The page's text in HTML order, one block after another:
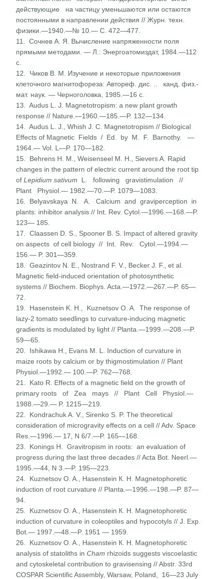
действующие на частицу уменьшаются или остаются
постоянными в направ­лении действия // Журн. техн.
физики.—1940.—№ 10.— С. 472—477.
11. Сочнев А. Я. Вычисление напряженности поля
прямыми методами. — Л.: Энергоатомиздат, 1984.—112
с.
12. Чиков В. М. Изучение и некоторые приложения
клеточного магнитофореза: Автореф. дис. .. канд. физ.-
мат. наук. — Черноголовка, 1985.—16 с.
13. Audus L. J. Magnetotropism: a new plant growth
response // Nature.—1960.—185.—P. 132—134.
14. Audus L. J., Whish J. C. Magnetotropism // Biological
Effects of Magnetic Fields / Ed. by M. F. Barnothy. —
1964.— Vol. L—P. 170—182.
15. Behrens H. M., Weisenseel М. Н., Sievers A. Rapid
changes in the pattern of electric current around the root tip
ofLepidium sativum L. following gravistimulation //
Plant Physiol.— 1982.—70.—P. 1079—1083.
16. Belyavskaya N. A. Calcium and graviperception in
plants: inhibitor analysis // Int. Rev. Cytol.—1996.—168.—P.
123— 185.
17. Claassen D. S., Spooner B. S. Impact of altered gravity
on aspects of cell biology // Int. Rev. Cytol.—1994.—
156.— P. 301—359.
18. Geazintov N. E., Nostrand F. V., Becker J. F., et al.
Magnetic field-induced orientation of photosynthetic
systems // Biochem. Biophys. Acta.—1972.—267.—P. 65—
72.
19. Hasenstein K. H., Kuznetsov O. A. The response of
lazy-2 tomato seedlings to curvature-inducing magnetic
gradients is modulated by light // Planta.—1999.—208.—P.
59—65.
20. Ishikawa H., Evans M. L. Induction of curvature in
maize roots by calcium or by thigmostimulation // Plant
Physiol.—1992.— 100.—P. 762—768.
21. Kato R. Effects of a magnetic field on the growth of
primary roots of Zea mays // Plant Cell Physiol.—
1988.—29.— P. 1215—219.
22. Kondrachuk A. V., Sirenko S. P. The theoretical
consideration of microgravity effects on a cell // Adv. Space
Res.—1996.— 17, N 6/7.—P. 165—168.
23. Konings H. Gravitropism in roots: an evaluation of
progress during the last three decades // Acta Bot. Neerl.—
1995.—44, N 3.—P. 195—223.
24. Kuznetsov O. A., Hasenstein К. Н. Magnetophoretic
induction of root curvature // Planta.—1996.—198.—P. 87—
94.
25. Kuznetsov O. A., Hasenstein К. Н. Magnetophoretic
induction of curvature in coleoptiles and hypocotyls // J. Exp.
Bot.— 1997.—48.—P. 1951 — 1959.
26. Kuznetsov O. A., Hasenstein К. Н. Magnetophoretic
analysis of statoliths inCham rhizoids suggests viscoelastic
and cytoskeletal contribution to gravisensing // Abstr. 33rd
COSPAR Scientific Assembly, Warsaw, Poland, 16—23 July